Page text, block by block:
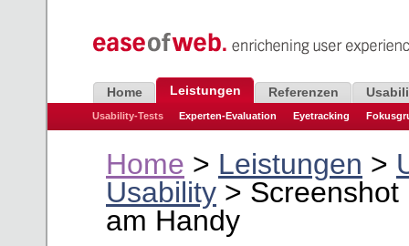
Home > Leistungen >
Usability > Screenshot
am Handy
Home Leistungen Referenzen
Usability-Tests Experten-Evaluation Eyetracking